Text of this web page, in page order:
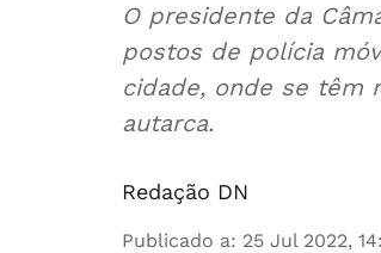
O presidente da
postos de polícia
cidade, onde se têm
autarca.
Redação DN
Publicado a: 25 Jul 2022,